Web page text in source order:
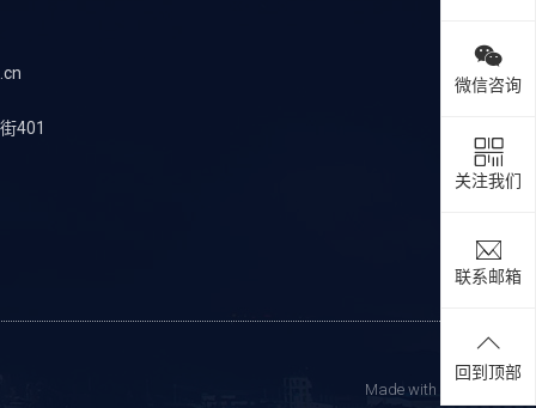
微信咨询
关注我们
联系邮箱
回到顶部
401
Made with